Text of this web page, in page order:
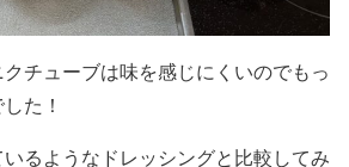
チューブは味を感じにくいのでもっ
た！
るようなドレッシングと比較してみ